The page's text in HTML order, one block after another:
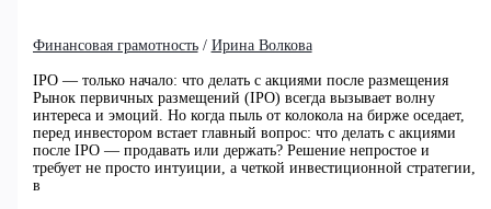
Финансовая грамотность/ Ирина Волкова
IPO — только начало: что делать с акциями после размещения
Рынок первичных размещений (IPO) всегда вызывает волну
интереса и эмоций. Но когда пыль от колокола на бирже оседает,
перед инвестором встает главный вопрос: что делать с акциями
после IPO — продавать или держать? Решение непростое и
требует не просто интуиции, а четкой инвестиционной стратегии,
в